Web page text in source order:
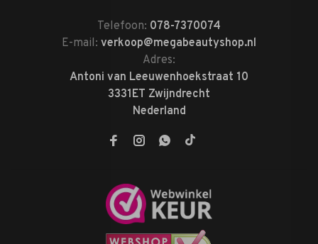
Telefoon: 078-7370074
E-mail: verkoop@megabeautyshop.nl
Adres:
Antoni van Leeuwenhoekstraat 10
3331ET Zwijndrecht
Nederland